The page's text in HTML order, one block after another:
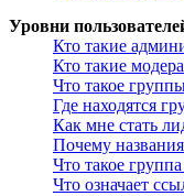
Уровни
Кто такие
Кто такие
Что такое
Где находятся
Как мне стать
Почему
Что такое
Что означает